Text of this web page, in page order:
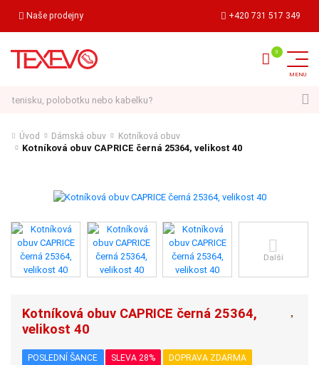
Naše prodejny +420 731 517 349
Úvod Dámská obuv Kotníková obuv
Kotníková obuv CAPRICE černá 25364, velikost 40
Další
Kotníková obuv CAPRICE černá 25364,
velikost 40
POSLEDNÍ ŠANCE SLEVA 28% DOPRAVA ZDARMA